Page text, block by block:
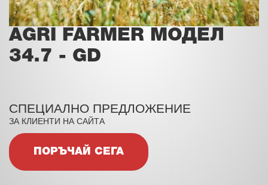
AGRI FARMER МОДЕЛ
34.7 - GD
СПЕЦИАЛНО ПРЕДЛОЖЕНИЕ
ЗА КЛИЕНТИ НА САЙТА
ПОРЪЧАЙ СЕГА